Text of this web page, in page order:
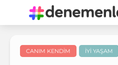
CANIM KENDIM İYI YAŞAM